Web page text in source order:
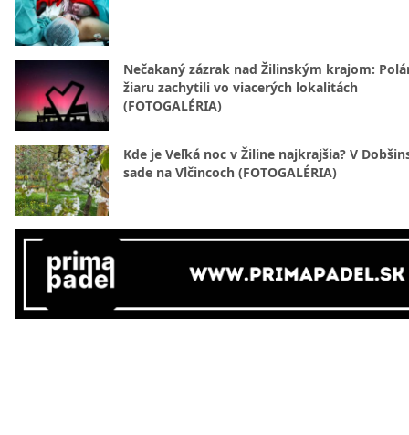
Nečakaný zázrak nad Žilinským krajom:
žiaru zachytili vo viacerých lokalitách
(FOTOGALÉRIA)
Kde je Veľká noc v Žiline najkrajšia? V
sade na Vlčincoch (FOTOGALÉRIA)